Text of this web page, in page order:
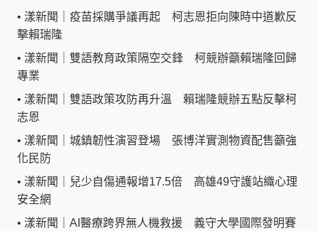
• 漾新聞｜疫苗採購爭議再起 柯志恩拒向陳時中道歉反
擊賴瑞隆
• 漾新聞｜雙語教育政策隔空交鋒 柯競辦籲賴瑞隆回歸
專業
• 漾新聞｜雙語政策攻防再升溫 賴瑞隆競辦五點反擊柯
志恩
• 漾新聞｜城鎮韌性演習登場 張博洋實測物資配售籲強
化民防
• 漾新聞｜兒少自傷通報增17.5倍 高雄49守護站織心理
安全網
• 漾新聞｜AI醫療跨界無人機救援 義守大學國際發明賽